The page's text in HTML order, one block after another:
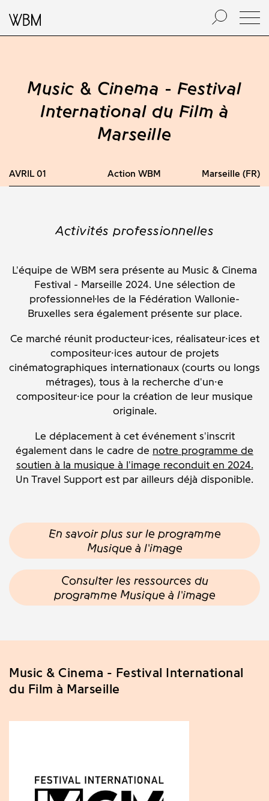
Music & Cinema - Festival
International du Film à
Marseille
AVRIL01 Action WBM Marseille (FR)
Activités professionnelles
L'équipe de WBM sera présente au Music & Cinema
Festival - Marseille 2024. Une sélection de
professionnel·les de la Fédération Wallonie-
Bruxelles sera également présente sur place.
Ce marché réunit producteur·ices, réalisateur·ices et
compositeur·ices autour de projets
cinématographiques internationaux (courts ou longs
métrages), tous à la recherche d'un·e
compositeur·ice pour la création de leur musique
originale.
Le déplacement à cet événement s'inscrit
également dans le cadre de notre programme de
soutien à la musique à l'image reconduit en 2024.
Un Travel Support est par ailleurs déjà disponible.
En savoir plus sur le programme
Musique à l'image
Consulter les ressources du
programme Musique à l'image
Music & Cinema - Festival International
du Film à Marseille